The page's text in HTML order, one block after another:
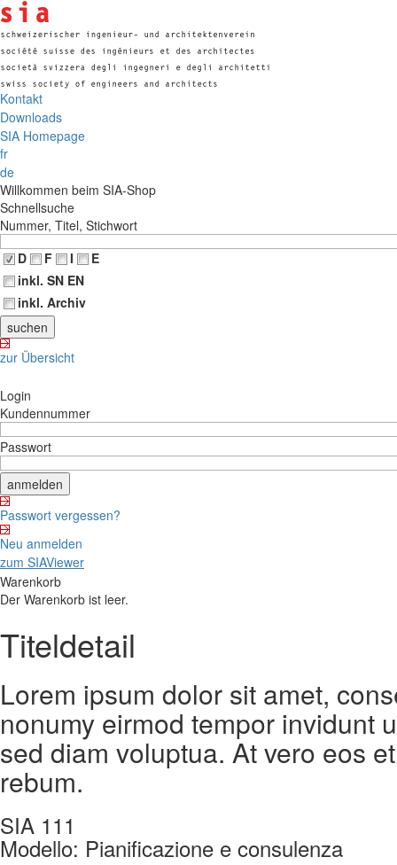
Kontakt
Downloads
SIA Homepage
fr
de
Willkommen beim SIA-Shop
Schnellsuche
Nummer, Titel, Stichwort
D
F I
E
inkl. SN EN
inkl. Archiv
zur Übersicht
Login
Kundennummer
Passwort
Passwort vergessen?
Neu anmelden
zum SIAViewer
Warenkorb
Der Warenkorb ist leer.
Titeldetail
Lorem ipsum dolor sit amet,
nonumy eirmod tempor invidunt
sed diam voluptua. At vero eos
rebum.
SIA 111
Modello: Pianificazione e consulenza